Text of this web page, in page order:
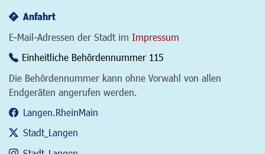
Anfahrt
E-Mail-Adressen der Stadt im Impressum
Einheitliche Behördennummer 115
Die Behördennummer kann ohne Vorwahl von allen
Endgeräten angerufen werden.
Langen.RheinMain
Stadt_Langen